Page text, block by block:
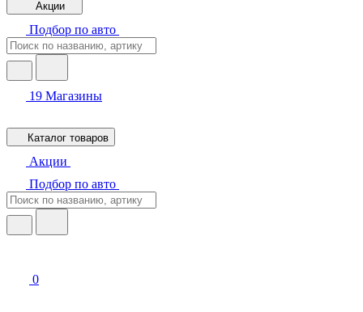
Акции
Подбор по авто
19 Магазины
Каталог товаров
Акции
Подбор по авто
0